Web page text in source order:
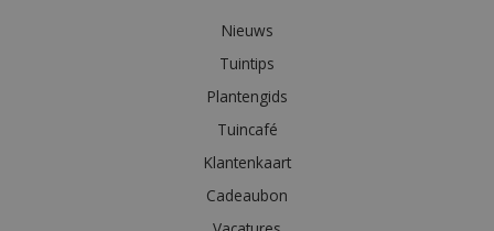
Nieuws
Tuintips
Plantengids
Tuincafé
Klantenkaart
Cadeaubon